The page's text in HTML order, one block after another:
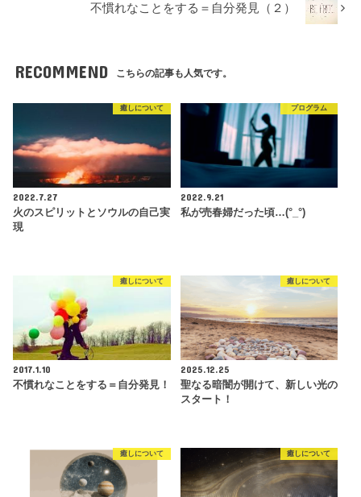
不慣れなことをする＝自分発見（２）
RECOMMEND こちらの記事も人気です。
癒しについて
2022.7.27
火のスピリットとソウルの自己実
現
プログラム
2022.9.21
私が売春婦だった頃…(°_°)
癒しについて
2017.1.10
不慣れなことをする＝自分発見！
癒しについて
2025.12.25
聖なる暗闇が開けて、新しい光の
スタート！
癒しについて 癒しについて